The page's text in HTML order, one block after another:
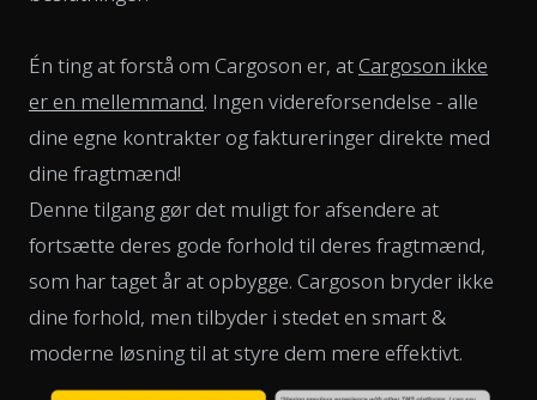
Én ting at forstå om Cargoson er, at Cargoson ikke
er en mellemmand. Ingen videreforsendelse - alle
dine egne kontrakter og faktureringer direkte med
dine fragtmænd!
Denne tilgang gør det muligt for afsendere at
fortsætte deres gode forhold til deres fragtmænd,
som har taget år at opbygge. Cargoson bryder ikke
dine forhold, men tilbyder i stedet en smart &
moderne løsning til at styre dem mere effektivt.